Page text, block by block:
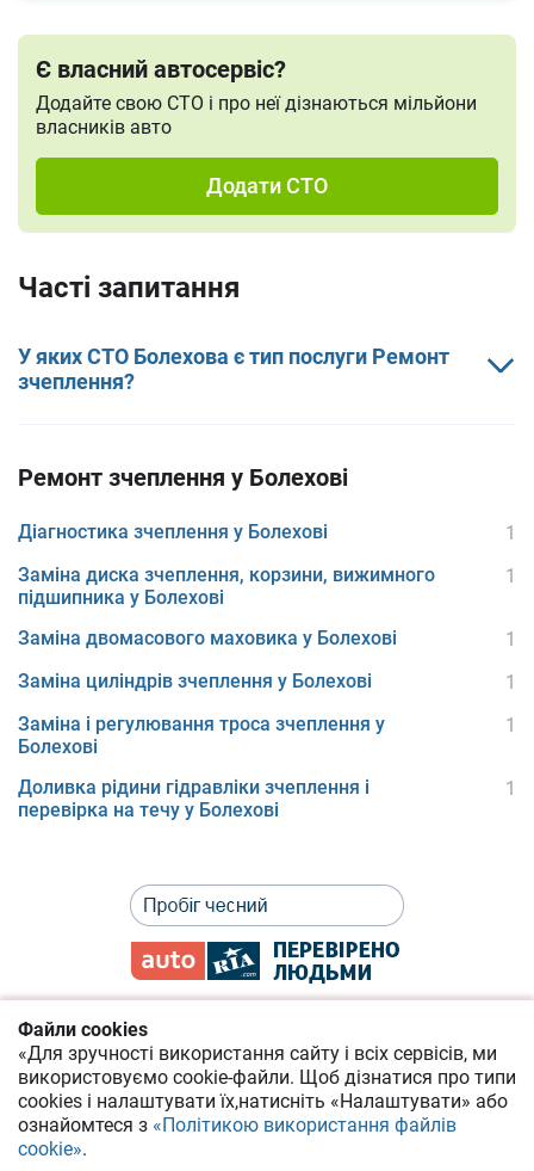
Є власний автосервіс?
Додайте свою СТО і про неї дізнаються мільйони
власників авто
Додати СТО
Часті запитання
У яких СТО Болехова є тип послуги Ремонт
зчеплення?
Ремонт зчеплення у Болехові
Діагностика зчеплення у Болехові
1
Заміна диска зчеплення, корзини, вижимного
підшипника у Болехові
1
Заміна двомасового маховика у Болехові
1
Заміна циліндрів зчеплення у Болехові
1
Заміна і регулювання троса зчеплення у
Болехові
1
Доливка рідини гідравліки зчеплення і
перевірка на течу у Болехові
1
Політика приватності
Угода про надання онлайн-сервісів
Допомога по сайту
Файли cookies
«Для зручності використання сайту і всіх сервісів, ми
використовуємо cookie-файли. Щоб дізнатися про типи
cookies і налаштувати їх,натисніть «Налаштувати» або
ознайомтеся з «Політикою використання файлів
cookie».